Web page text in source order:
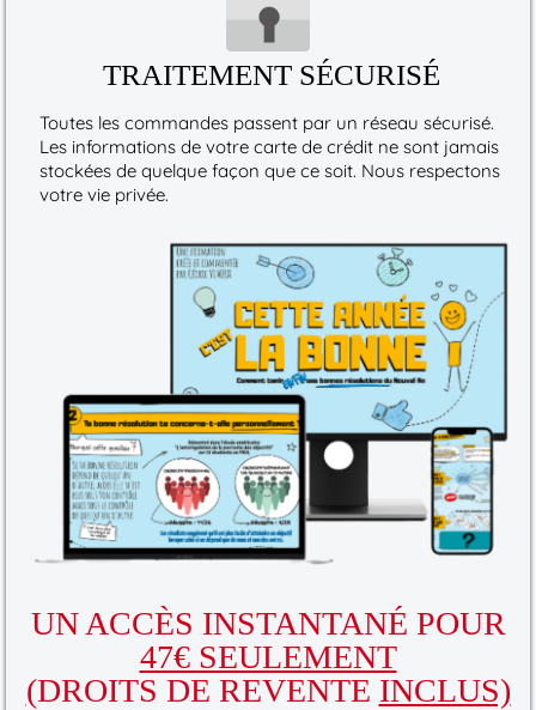
TRAITEMENT SÉCURISÉ
Toutes les commandes passent par un réseau sécurisé.
Les informations de votre carte de crédit ne sont jamais
stockées de quelque façon que ce soit. Nous respectons
votre vie privée.
UN ACCÈS INSTANTANÉ POUR
47€ SEULEMENT
(DROITS DE REVENTE INCLUS)